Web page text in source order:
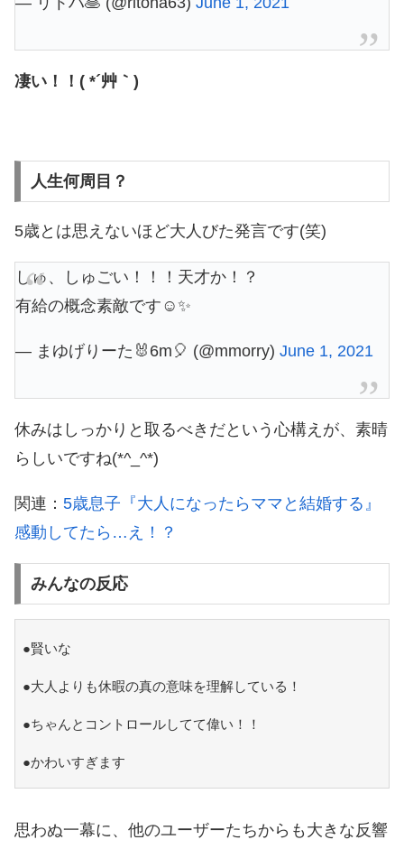
凄い！！( *´艸｀)
人生何周目？
5歳とは思えないほど大人びた発言です(笑)
しゅ、しゅごい！！！天才か！？
有給の概念素敵です☺️✨
— まゆげりーた🐰6m🎈 (@mmorry) June 1, 2021
休みはしっかりと取るべきだという心構えが、素晴
らしいですね(*^_^*)
関連： 5歳息子『大人になったらママと結婚する』
感動してたら…え！？
みんなの反応
●賢いな
●大人よりも休暇の真の意味を理解している！
●ちゃんとコントロールしてて偉い！！
●かわいすぎます
思わぬ一幕に、他のユーザーたちからも大きな反響